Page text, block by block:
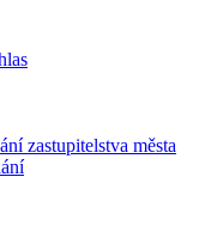
zastupitelstva města